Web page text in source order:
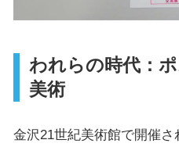
われらの時代：
美術
金沢21世紀美術館で開催